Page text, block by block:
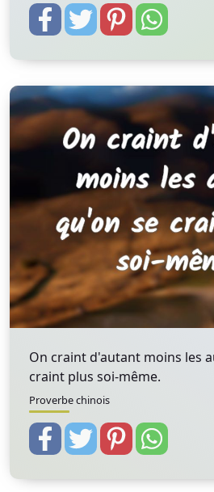
On craint d'autant moins les
craint plus soi-même.
Proverbe chinois